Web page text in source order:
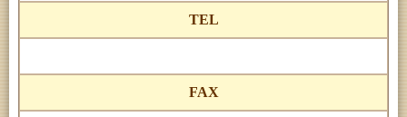
TEL
FAX